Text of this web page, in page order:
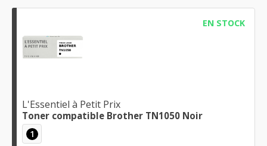
EN STOCK
L'Essentiel à Petit Prix
Toner compatible Brother TN1050 Noir
1